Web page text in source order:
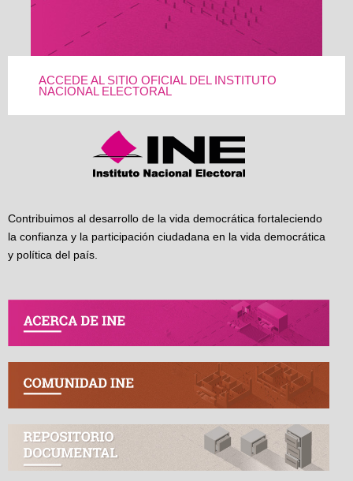
ACCEDE AL SITIO OFICIAL DEL INSTITUTO
NACIONAL ELECTORAL
Contribuimos al desarrollo de la vida democrática fortaleciendo
la confianza y la participación ciudadana en la vida democrática
y política del país.